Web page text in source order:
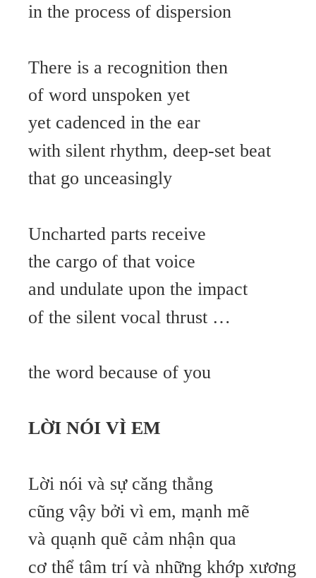
in the process of dispersion
There is a recognition then
of word unspoken yet
yet cadenced in the ear
with silent rhythm, deep-set beat
that go unceasingly
Uncharted parts receive
the cargo of that voice
and undulate upon the impact
of the silent vocal thrust …
the word because of you
LỜI NÓI VÌ EM
Lời nói và sự căng thẳng
cũng vậy bởi vì em, mạnh mẽ
và quạnh quẽ cảm nhận qua
cơ thể tâm trí và những khớp xương